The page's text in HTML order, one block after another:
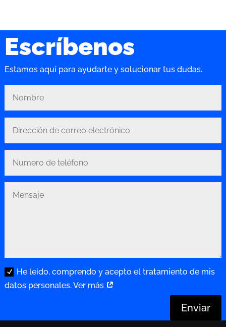
Escríbenos
Estamos aquí para ayudarte y solucionar tus dudas.
He leído, comprendo y acepto el tratamiento de mis
datos personales. Ver más
Enviar